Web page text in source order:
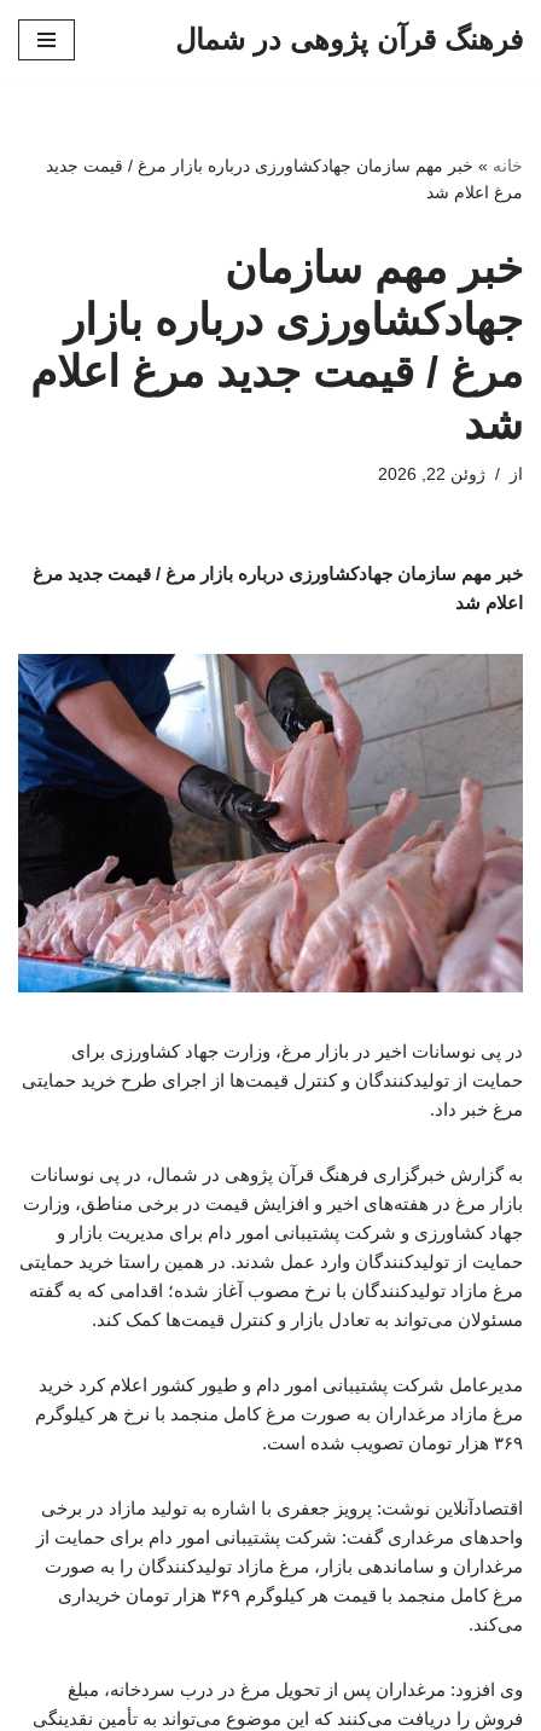
فرهنگ قرآن پژوهی در شمال
خانه » خبر مهم سازمان جهادکشاورزی درباره بازار مرغ / قیمت جدید
مرغ اعلام شد
خبر مهم سازمان
جهادکشاورزی درباره بازار
مرغ / قیمت جدید مرغ اعلام
شد
از ژوئن 22, 2026
خبر مهم سازمان جهادکشاورزی درباره بازار مرغ / قیمت جدید مرغ
اعلام شد
در پی نوسانات اخیر در بازار مرغ، وزارت جهاد کشاورزی برای
حمایت از تولیدکنندگان و کنترل قیمت‌ها از اجرای طرح خرید حمایتی
مرغ خبر داد.
به گزارش خبرگزاری فرهنگ قرآن پژوهی در شمال، در پی نوسانات
بازار مرغ در هفته‌های اخیر و افزایش قیمت در برخی مناطق، وزارت
جهاد کشاورزی و شرکت پشتیبانی امور دام برای مدیریت بازار و
حمایت از تولیدکنندگان وارد عمل شدند. در همین راستا خرید حمایتی
مرغ مازاد تولیدکنندگان با نرخ مصوب آغاز شده؛ اقدامی که به گفته
مسئولان می‌تواند به تعادل بازار و کنترل قیمت‌ها کمک کند.
مدیرعامل شرکت پشتیبانی امور دام و طیور کشور اعلام کرد خرید
مرغ مازاد مرغداران به صورت مرغ کامل منجمد با نرخ هر کیلوگرم
۳۶۹ هزار تومان تصویب شده است.
اقتصادآنلاین نوشت: پرویز جعفری با اشاره به تولید مازاد در برخی
واحدهای مرغداری گفت: شرکت پشتیبانی امور دام برای حمایت از
مرغداران و ساماندهی بازار، مرغ مازاد تولیدکنندگان را به صورت
مرغ کامل منجمد با قیمت هر کیلوگرم ۳۶۹ هزار تومان خریداری
می‌کند.
وی افزود: مرغداران پس از تحویل مرغ در درب سردخانه، مبلغ
فروش را دریافت می‌کنند که این موضوع می‌تواند به تأمین نقدینگی